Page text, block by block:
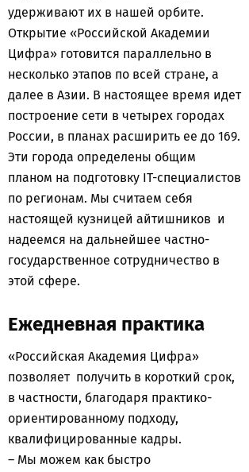
удерживают их в нашей орбите.
Открытие «Российской Академии
Цифра» готовится параллельно в
несколько этапов по всей стране, а
далее в Азии. В настоящее время идет
построение сети в четырех городах
России, в планах расширить ее до 169.
Эти города определены общим
планом на подготовку IT-специалистов
по регионам. Мы считаем себя
настоящей кузницей айтишников и
надеемся на дальнейшее частно-
государственное сотрудничество в
этой сфере.
Ежедневная практика
«Российская Академия Цифра»
позволяет получить в короткий срок,
в частности, благодаря практико-
ориентированному подходу,
квалифицированные кадры.
– Мы можем как быстро